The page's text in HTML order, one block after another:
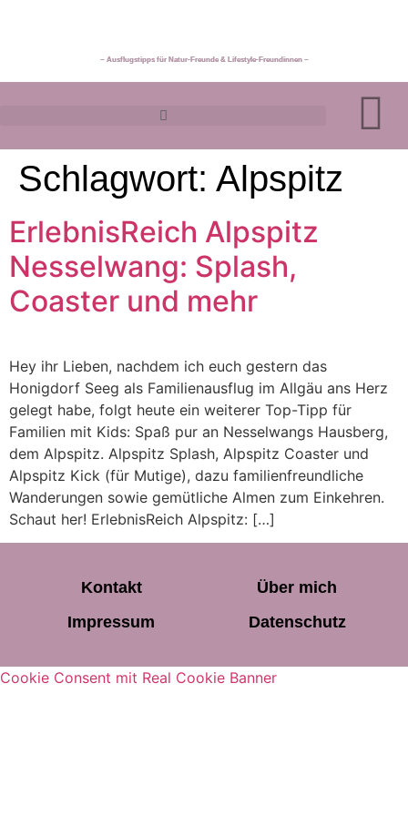
~ Ausflugstipps für Natur-Freunde & Lifestyle-Freundinnen ~
Schlagwort: Alpspitz
ErlebnisReich Alpspitz
Nesselwang: Splash,
Coaster und mehr
Hey ihr Lieben, nachdem ich euch gestern das
Honigdorf Seeg als Familienausflug im Allgäu ans Herz
gelegt habe, folgt heute ein weiterer Top-Tipp für
Familien mit Kids: Spaß pur an Nesselwangs Hausberg,
dem Alpspitz. Alpspitz Splash, Alpspitz Coaster und
Alpspitz Kick (für Mutige), dazu familienfreundliche
Wanderungen sowie gemütliche Almen zum Einkehren.
Schaut her! ErlebnisReich Alpspitz: […]
Kontakt
Über mich
Impressum
Datenschutz
Cookie Consent mit Real Cookie Banner